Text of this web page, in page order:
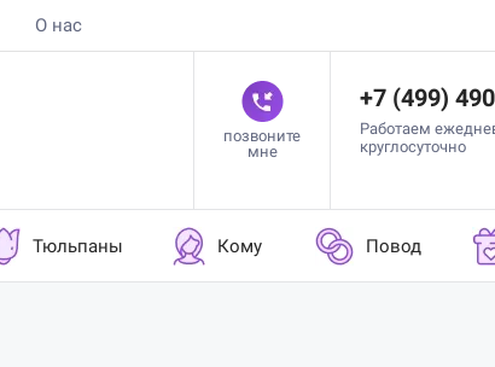
О нас
позвоните
мне
+7 (499)
Работаем
круглосуточно
Тюльпаны Кому Повод